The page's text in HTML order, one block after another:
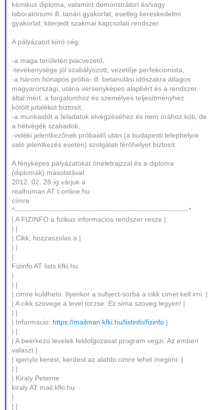
kémikus diploma, valamint demonstrátori és/vagy
laboratóriumi ill. tanári gyakorlat, esetleg kereskedelmi
gyakorlat, kiterjedt szakmai kapcsolati rendszer.
A pályázatot kiíró cég:
-a maga területén piacvezető,
-tevékenysége jól szabályozott, vezetője perfekcionista,
-a három hónapos próba- ill. betanulási időszakra átlagos
magyarországi, utána versenyképes alapbért és a rendszer
által mért, a forgalomhoz és személyes teljesítményhez
kötött jutalékot biztosít,
-a munkaidőt a feladatok elvégzéséhez és nem órához köti, de
a hétvégék szabadok,
-vidéki jelentkezőnek próbaidő után (a budapesti telephelyre
való jelentkezés esetén) szolgálati férőhelyet biztosít.
A fényképes pályázatokat önéletrajzzal és a diploma
(diplomák) másolatával
2012. 02. 28-ig várjuk a
realhuman AT t-online.hu
címre
*-----------------------------------------------------------------------*
| A FIZINFO a fizikus informacios rendszer resze |
| Cikk, hozzaszolas a |
Fizinfo AT lists.kfki.hu
| cimre kuldheto. Ilyenkor a subject-sorba a cikk cimet kell irni. |
| A cikk szovege a level torzse. Ez sima szoveg legyen! |
| Informacio: https://mailman.kfki.hu/listinfo/fizinfo
| A beerkezo levelek feldolgozasat program vegzi. Az emberi
valaszt |
| igenylo kerest, kerdest az alabbi cimre lehet megirni: |
| Kiraly Peterne
kiraly AT mail.kfki.hu